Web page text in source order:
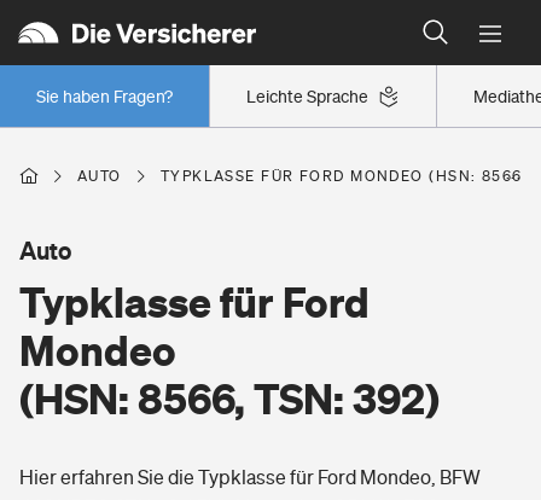
Leichte Sprache
Sie haben Fragen?
Wer versichert was: Jetzt Versicherer finden
Regionalklassen: So ist Ihre Region eingestuft
Wer versichert was: Jetzt Versicherer finden
Berufsunfähigkeitsversicherung
Wohnen
Wohngebäudeversicherung
Hausratversicherung
AUTO TYPKLASSE FÜR FORD MONDEO (HSN: 8566,
Typklasse für Ford
Mondeo
(HSN: 8566, TSN: 392)
Auto
Hier erfahren Sie die Typklasse für Ford Mondeo, BFW